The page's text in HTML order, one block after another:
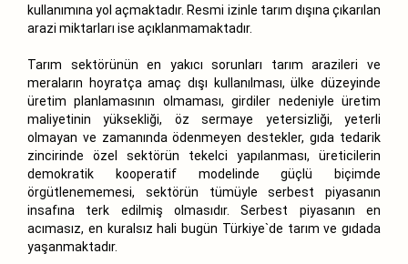
kullanımına yol açmaktadır. Resmi izinle tarım dışına çıkarılan
arazi miktarları ise açıklanmamaktadır.
Tarım sektörünün en yakıcı sorunları tarım arazileri ve
meraların hoyratça amaç dışı kullanılması, ülke düzeyinde
üretim planlamasının olmaması, girdiler nedeniyle üretim
maliyetinin yüksekliği, öz sermaye yetersizliği, yeterli
olmayan ve zamanında ödenmeyen destekler, gıda tedarik
zincirinde özel sektörün tekelci yapılanması, üreticilerin
demokratik kooperatif modelinde güçlü biçimde
örgütlenememesi, sektörün tümüyle serbest piyasanın
insafına terk edilmiş olmasıdır. Serbest piyasanın en
acımasız, en kuralsız hali bugün Türkiye`de tarım ve gıdada
yaşanmaktadır.